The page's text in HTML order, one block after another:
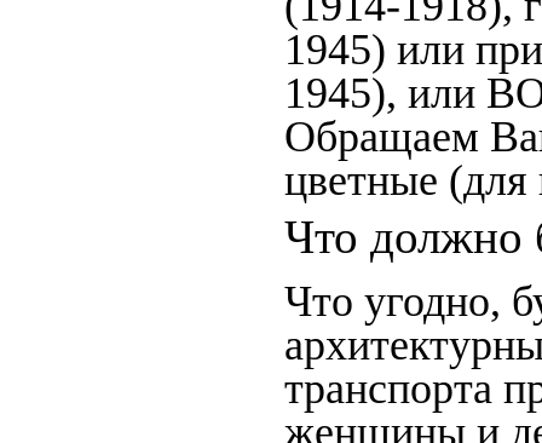
1945) или
1945), или
Обращаем
цветные (для
Что должно
Что угодно,
транспорта
женщины и